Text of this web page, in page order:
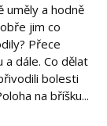
uměly a hodně
jim co
Přece
a dále. Co dělat
bolesti
na bříšku...